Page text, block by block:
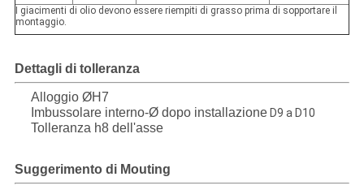
I giacimenti di olio devono essere riempiti di grasso prima di sopportare il
montaggio.
Dettagli di tolleranza
Alloggio ØH7
Imbussolare interno-Ø dopo installazioneD9 a D10
Tolleranza h8 dell'asse
Suggerimento di Mouting